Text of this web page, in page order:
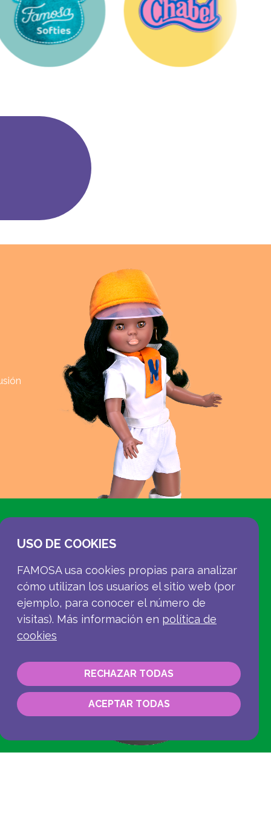
USO DE COOKIES
FAMOSA usa cookies propias para analizar
cómo utilizan los usuarios el sitio web (por
ejemplo, para conocer el número de
visitas). Más información en política de
cookies
RECHAZAR TODAS
ACEPTAR TODAS